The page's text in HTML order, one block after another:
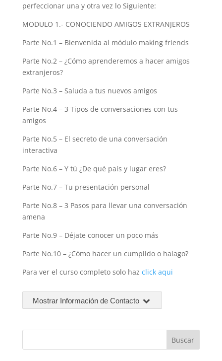
perfeccionar una y otra vez lo Siguiente:
MODULO 1.- CONOCIENDO AMIGOS EXTRANJEROS
Parte No.1 – Bienvenida al módulo making friends
Parte No.2 – ¿Cómo aprenderemos a hacer amigos
extranjeros?
Parte No.3 – Saluda a tus nuevos amigos
Parte No.4 – 3 Tipos de conversaciones con tus
amigos
Parte No.5 – El secreto de una conversación
interactiva
Parte No.6 – Y tú ¿De qué país y lugar eres?
Parte No.7 – Tu presentación personal
Parte No.8 – 3 Pasos para llevar una conversación
amena
Parte No.9 – Déjate conocer un poco más
Parte No.10 – ¿Cómo hacer un cumplido o halago?
Para ver el curso completo solo haz click aqui
Mostrar Información de Contacto
Buscar